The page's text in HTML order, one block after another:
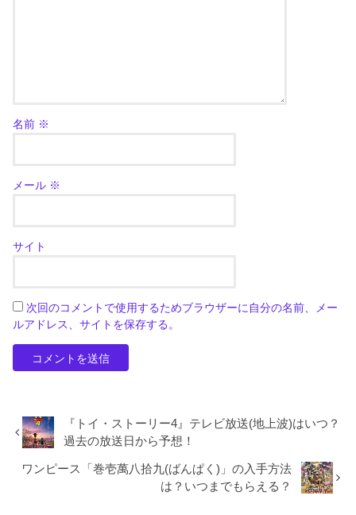
名前 ※
メール ※
サイト
次回のコメントで使用するためブラウザーに自分の名前、メー
ルアドレス、サイトを保存する。
『トイ・ストーリー4』テレビ放送(地上波)はいつ？
過去の放送日から予想！
ワンピース「巻壱萬八拾九(ばんぱく)」の入手方法
は？いつまでもらえる？